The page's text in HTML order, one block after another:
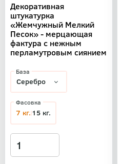
Декоративная
штукатурка
«Жемчужный Мелкий
Песок» - мерцающая
фактура с нежным
перламутровым сиянием
База
Фасовка
7 кг. 15 кг.